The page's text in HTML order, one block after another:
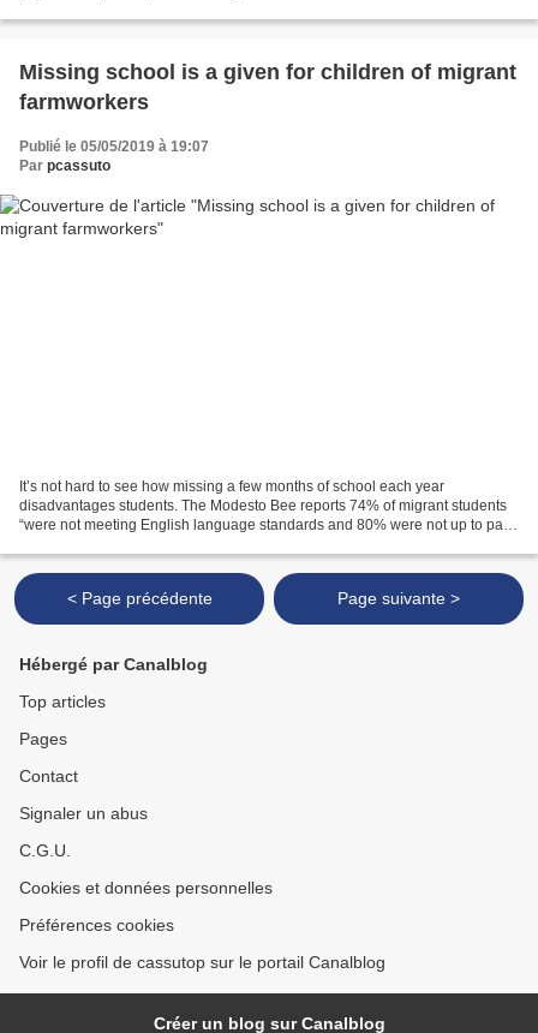
Missing school is a given for children of migrant
farmworkers
Publié le 05/05/2019 à 19:07
Par pcassuto
It’s not hard to see how missing a few months of school each year
disadvantages students. The Modesto Bee reports 74% of migrant students
“were not meeting English language standards and 80% were not up to par
< Page précédente Page suivante >
Hébergé par Canalblog
Top articles
Pages
Contact
Signaler un abus
C.G.U.
Cookies et données personnelles
Préférences cookies
Voir le profil de cassutop sur le portail Canalblog
Créer un blog sur Canalblog